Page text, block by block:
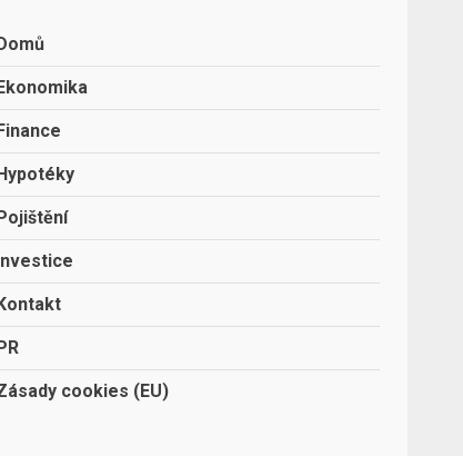
cookies (EU)